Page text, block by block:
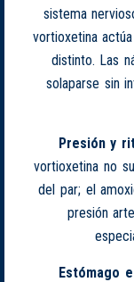
sistema
vortioxetina
distinto. Las
solaparse sin
Presión y
vortioxetina no
del par; el
presión
Estómago